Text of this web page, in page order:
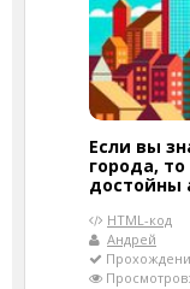
Если вы
города,
достойны
HTML-код
Андрей